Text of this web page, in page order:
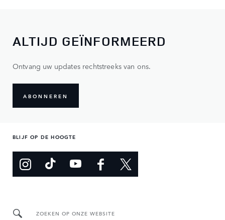
ALTIJD GEÏNFORMEERD
Ontvang uw updates rechtstreeks van ons.
ABONNEREN
BLIJF OP DE HOOGTE
ZOEKEN OP ONZE WEBSITE